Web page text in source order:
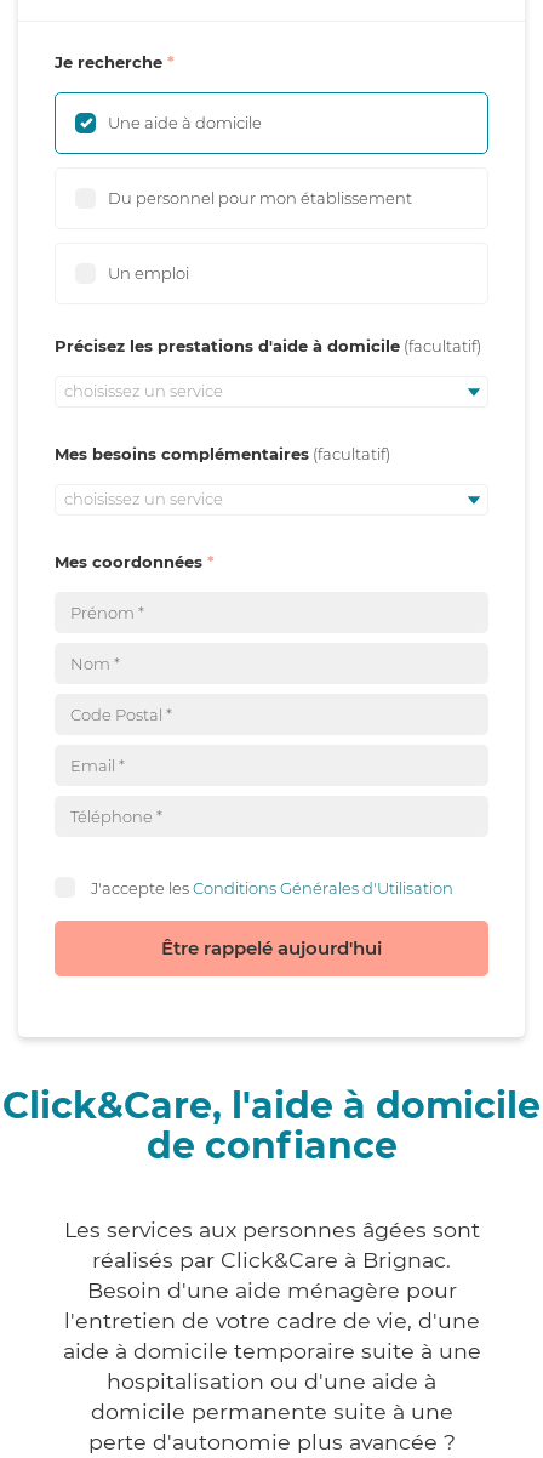
Je recherche
Une aide à domicile
Du personnel pour mon établissement
Un emploi
Précisez les prestations d'aide à domicile
choisissez un service
Mes besoins complémentaires
choisissez un service
Mes coordonnées
J'accepte lesConditions Générales d'Utilisation
Être rappelé aujourd'hui
Click&Care, l'aide à domicile
de confiance
Les services aux personnes âgées sont
réalisés par Click&Care à Brignac.
Besoin d'une aide ménagère pour
l'entretien de votre cadre de vie, d'une
aide à domicile temporaire suite à une
hospitalisation ou d'une aide à
domicile permanente suite à une
perte d'autonomie plus avancée ?